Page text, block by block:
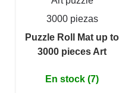
3000 piezas
Puzzle Roll Mat up to
3000 pieces Art
En stock (7)